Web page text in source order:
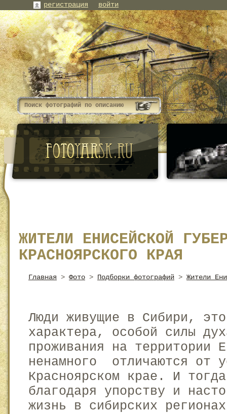
ЖИТЕЛИ ЕНИСЕЙСКОЙ
КРАСНОЯРСКОГО КРАЯ
Главная > Фото > Подборки фотографий > Жители
Люди живущие в Сибири,
характера, особой силы
проживания на территории
ненамного отличаются от
Красноярском крае. И
благодаря упорству и
жизнь в сибирских
регистрация войти